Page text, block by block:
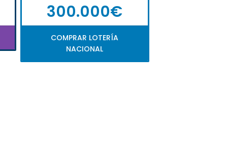
300.000€
COMPRAR LOTERÍA
NACIONAL